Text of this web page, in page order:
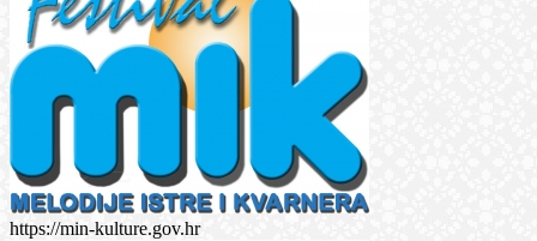
https://min-kulture.gov.hr